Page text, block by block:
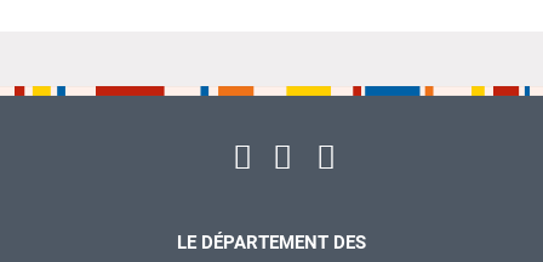
LE DÉPARTEMENT DES